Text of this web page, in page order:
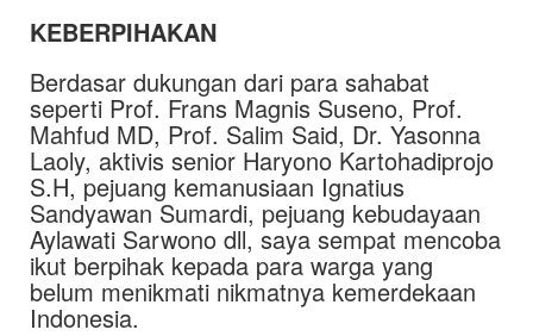
KEBERPIHAKAN
Berdasar dukungan dari para sahabat
seperti Prof. Frans Magnis Suseno, Prof.
Mahfud MD, Prof. Salim Said, Dr. Yasonna
Laoly, aktivis senior Haryono Kartohadiprojo
S.H, pejuang kemanusiaan Ignatius
Sandyawan Sumardi, pejuang kebudayaan
Aylawati Sarwono dll, saya sempat mencoba
ikut berpihak kepada para warga yang
belum menikmati nikmatnya kemerdekaan
Indonesia.